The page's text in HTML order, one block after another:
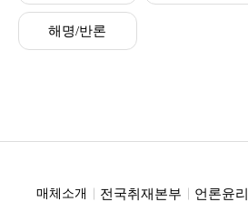
해명/반론
매체소개 전국취재본부 언론윤리